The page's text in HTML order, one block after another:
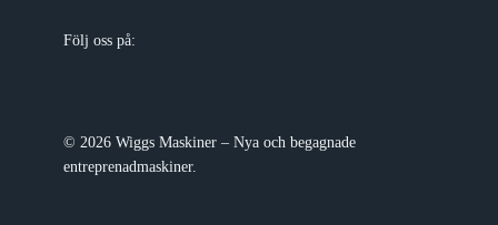
© 2026 Wiggs Maskiner – Nya och begagnade
entreprenadmaskiner.
Följ oss på: